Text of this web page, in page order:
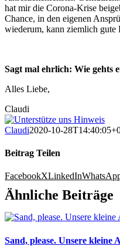
hat mir die Corona-Krise
Chance, in den eigenen
wiederum, kann ziemlich gute
Sagt mal ehrlich: Wie gehts
Alles Liebe,
Claudi
Claudi2020-10-
Beitrag Teilen
FacebookXLinkedIn
Ähnliche Beiträge
Sand, please. Unsere kleine